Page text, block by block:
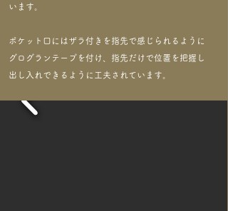
います。
ポケット口にはザラ付きを指先で感じられるように
グログランテープを付け、指先だけで位置を把握し
​出し入れできるように工夫されています。